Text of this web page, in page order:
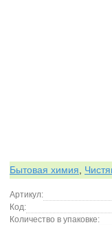
Бытовая химия
Артикул:
Код:
Количество в упаковке: